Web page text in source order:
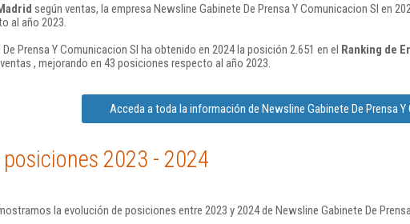
según ventas, la empresa Newsline Gabinete De Prensa Y Comunicacion Sl en
al año 2023.
Prensa Y Comunicacion Sl ha obtenido en 2024 la posición 2.651 en el Ranking de
, mejorando en 43 posiciones respecto al año 2023.
Acceda a toda la información de Newsline Gabinete De Prensa
2023 - 2024
la evolución de posiciones entre 2023 y 2024 de Newsline Gabinete De